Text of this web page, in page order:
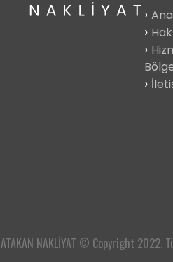
ATAKAN NAKLİYAT © Copyright 2022.